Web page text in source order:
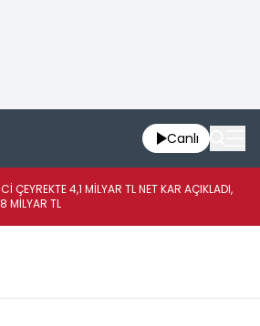
Canlı
ÇEYREKTE 4,1 MİLYAR TL NET KAR AÇIKLADI,
MİLYAR TL